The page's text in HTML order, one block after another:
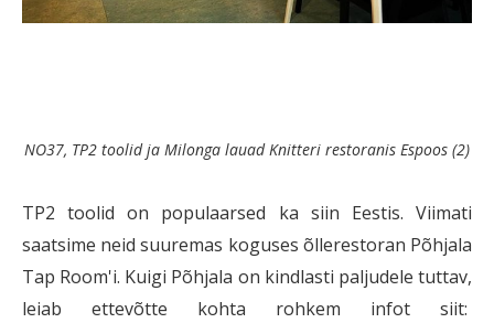
NO37, TP2 toolid ja Milonga lauad Knitteri restoranis Espoos (2)
TP2 toolid on populaarsed ka siin Eestis. Viimati
saatsime neid suuremas koguses õllerestoran Põhjala
Tap Room'i. Kuigi Põhjala on kindlasti paljudele tuttav,
leiab ettevõtte kohta rohkem infot siit: